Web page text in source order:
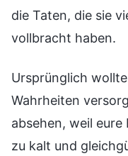
die Taten, die sie
vollbracht haben.
Ursprünglich
Wahrheiten
absehen, weil
zu kalt und